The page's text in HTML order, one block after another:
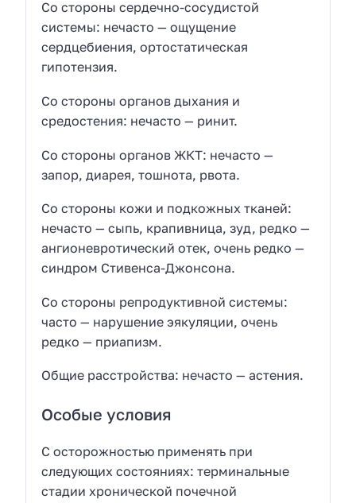
Со стороны сердечно-сосудистой
системы: нечасто — ощущение
сердцебиения, ортостатическая
гипотензия.
Со стороны органов дыхания и
средостения: нечасто — ринит.
Со стороны органов ЖКТ: нечасто —
запор, диарея, тошнота, рвота.
Со стороны кожи и подкожных тканей:
нечасто — сыпь, крапивница, зуд, редко —
ангионевротический отек, очень редко —
синдром Стивенса-Джонсона.
Со стороны репродуктивной системы:
часто — нарушение эякуляции, очень
редко — приапизм.
Общие расстройства: нечасто — астения.
Особые условия
С осторожностью применять при
следующих состояниях: терминальные
стадии хронической почечной